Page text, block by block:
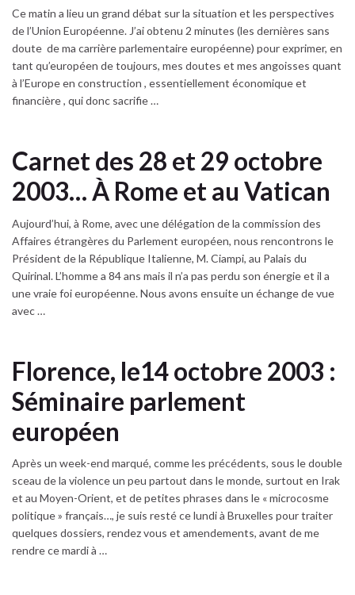
Ce matin a lieu un grand débat sur la situation et les perspectives
de l’Union Européenne. J’ai obtenu 2 minutes (les dernières sans
doute de ma carrière parlementaire européenne) pour exprimer, en
tant qu’européen de toujours, mes doutes et mes angoisses quant
à l’Europe en construction , essentiellement économique et
financière , qui donc sacrifie …
Carnet des 28 et 29 octobre
2003… À Rome et au Vatican
Aujourd’hui, à Rome, avec une délégation de la commission des
Affaires étrangères du Parlement européen, nous rencontrons le
Président de la République Italienne, M. Ciampi, au Palais du
Quirinal. L’homme a 84 ans mais il n’a pas perdu son énergie et il a
une vraie foi européenne. Nous avons ensuite un échange de vue
avec …
Florence, le14 octobre 2003 :
Séminaire parlement
européen
Après un week-end marqué, comme les précédents, sous le double
sceau de la violence un peu partout dans le monde, surtout en Irak
et au Moyen-Orient, et de petites phrases dans le « microcosme
politique » français…, je suis resté ce lundi à Bruxelles pour traiter
quelques dossiers, rendez vous et amendements, avant de me
rendre ce mardi à …